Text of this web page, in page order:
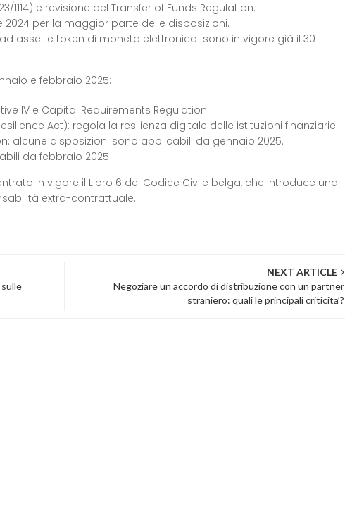
1114) e revisione del Transfer of Funds Regulation:
2024 per la maggior parte delle disposizioni.
asset e token di moneta elettronica sono in vigore già il 30
e febbraio 2025:
IV e Capital Requirements Regulation III
Act): regola la resilienza digitale delle istituzioni finanziarie.
alcune disposizioni sono applicabili da gennaio 2025.
da febbraio 2025
in vigore il Libro 6 del Codice Civile belga, che introduce una
extra-contrattuale.
NEXT ARTICLE
Negoziare un accordo di distribuzione con un partner
straniero: quali le principali criticita’?